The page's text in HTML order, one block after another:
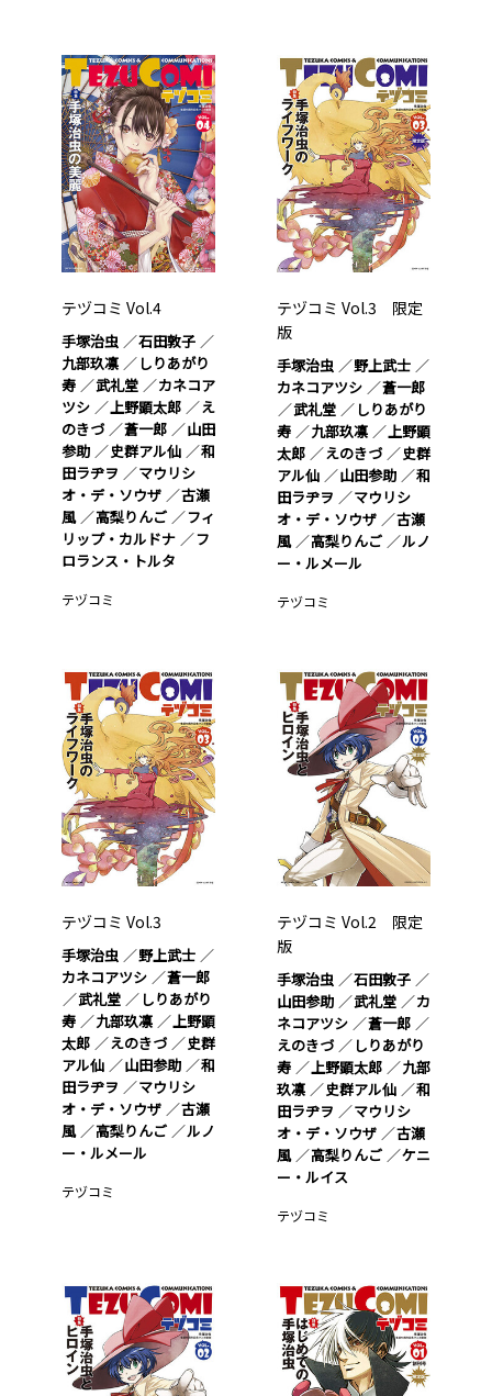
テヅコミ Vol.4
手塚治虫
石田敦子
九部玖凛
しりあがり
寿
武礼堂
カネコア
ツシ
上野顕太郎
え
のきづ
蒼一郎
山田
参助
史群アル仙
和
田ラヂヲ
マウリシ
オ・デ・ソウザ
古瀬
風
高梨りんご
フィ
リップ・カルドナ
フ
ロランス・トルタ
テヅコミ
テヅコミ Vol.3 限定
版
手塚治虫
野上武士
カネコアツシ
蒼一郎
武礼堂
しりあがり
寿
九部玖凛
上野顕
太郎
えのきづ
史群
アル仙
山田参助
和
田ラヂヲ
マウリシ
オ・デ・ソウザ
古瀬
風
高梨りんご
ルノ
ー・ルメール
テヅコミ
テヅコミ Vol.3
手塚治虫
野上武士
カネコアツシ
蒼一郎
武礼堂
しりあがり
寿
九部玖凛
上野顕
太郎
えのきづ
史群
アル仙
山田参助
和
田ラヂヲ
マウリシ
オ・デ・ソウザ
古瀬
風
高梨りんご
ルノ
ー・ルメール
テヅコミ
テヅコミ Vol.2 限定
版
手塚治虫
石田敦子
山田参助
武礼堂
カ
ネコアツシ
蒼一郎
えのきづ
しりあがり
寿
上野顕太郎
九部
玖凛
史群アル仙
和
田ラヂヲ
マウリシ
オ・デ・ソウザ
古瀬
風
高梨りんご
ケニ
ー・ルイス
テヅコミ